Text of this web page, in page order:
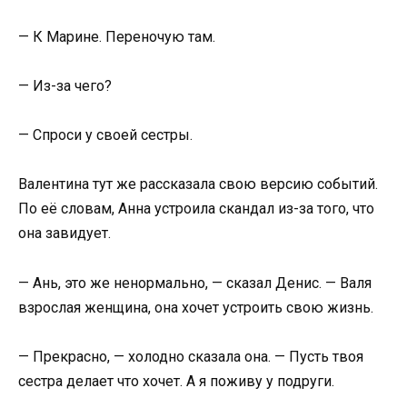
— К Марине. Переночую там.
— Из-за чего?
— Спроси у своей сестры.
Валентина тут же рассказала свою версию событий.
По её словам, Анна устроила скандал из-за того, что
она завидует.
— Ань, это же ненормально, — сказал Денис. — Валя
взрослая женщина, она хочет устроить свою жизнь.
— Прекрасно, — холодно сказала она. — Пусть твоя
сестра делает что хочет. А я поживу у подруги.